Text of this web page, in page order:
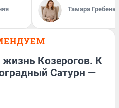
Тамара
жизнь Козерогов. К
Сатурн —